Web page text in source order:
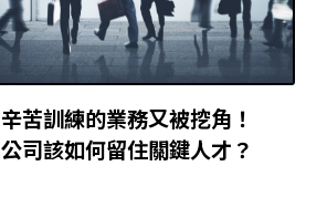
辛苦訓練的業務又被挖角！
公司該如何留住關鍵人才？